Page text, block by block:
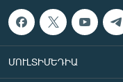
ՄՈՒԼՏԻՄԵԴԻԱ